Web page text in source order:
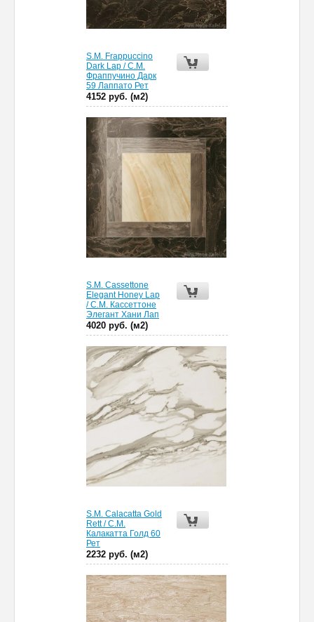
S.M. Frappuccino
Dark Lap / С.М.
Фраппучино Дарк
59 Лаппато Рет
4152 руб. (м2)
S.M. Cassettone
Elegant Honey Lap
/ С.М. Кассеттоне
Элегант Хани Лап
4020 руб. (м2)
S.M. Calacatta Gold
Rett / С.М.
Калакатта Голд 60
Рет
2232 руб. (м2)